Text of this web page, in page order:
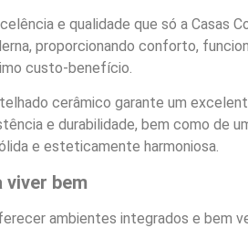
e qualidade que só a Casas
proporcionando conforto,
custo-benefício.
cerâmico garante um
e durabilidade, bem como de
e esteticamente harmoniosa.
viver bem
ambientes integrados e bem